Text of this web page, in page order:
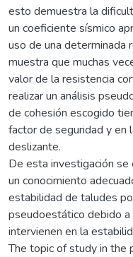
esto demuestra la
un coeficiente sísmico
uso de una determinada
muestra que muchas
valor de la resistencia
realizar un análisis
de cohesión escogido
factor de seguridad y en
deslizante.
De esta investigación
un conocimiento
estabilidad de taludes
pseudoestático debido
intervienen en la
The topic of study in the